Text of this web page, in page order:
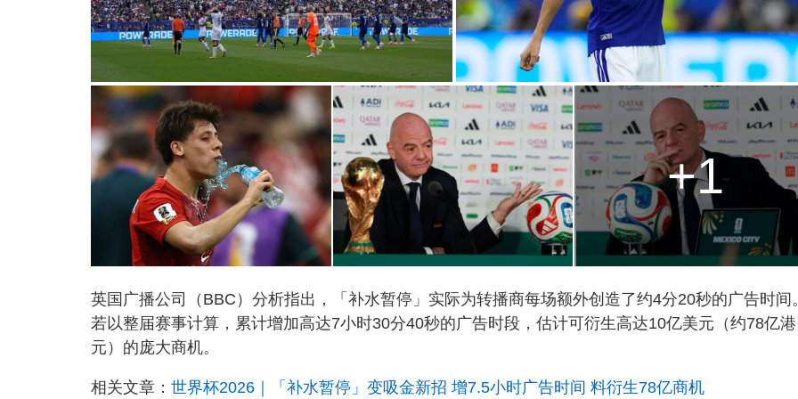
+1
英国广播公司（BBC）分析指出，「补水暂停」实际为转播商每场额外创造了约4分20秒的广告时间
若以整届赛事计算，累计增加高达7小时30分40秒的广告时段，估计可衍生高达10亿美元（约78亿港
元）的庞大商机。
相关文章： 世界杯2026｜「补水暂停」变吸金新招 增7.5小时广告时间 料衍生78亿商机